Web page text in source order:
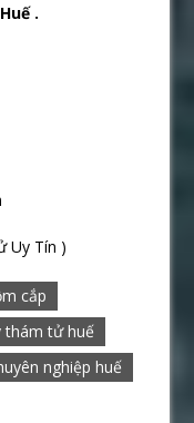
Huế .
Uy Tín )
cắp
thám tử huế
nghiệp huế